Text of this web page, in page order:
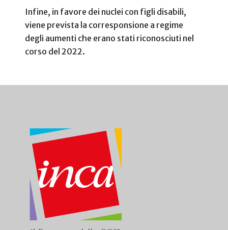
Infine, in favore dei nuclei con figli disabili,
viene prevista la corresponsione a regime
degli aumenti che erano stati riconosciuti nel
corso del 2022.